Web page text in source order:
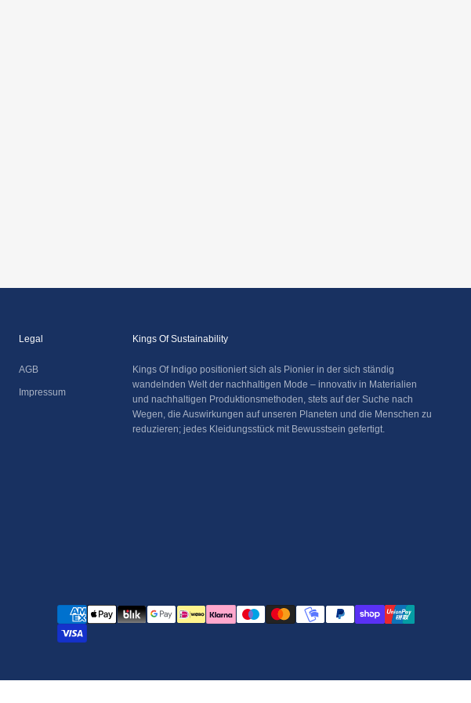
Legal
AGB
Impressum
Kings Of Sustainability
Kings Of Indigo positioniert sich als Pionier in der sich ständig
wandelnden Welt der nachhaltigen Mode – innovativ in Materialien
und nachhaltigen Produktionsmethoden, stets auf der Suche nach
Wegen, die Auswirkungen auf unseren Planeten und die Menschen zu
reduzieren; jedes Kleidungsstück mit Bewusstsein gefertigt.